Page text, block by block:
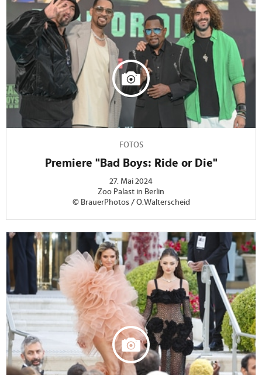
FOTOS
Premiere "Bad Boys: Ride or Die"
27. Mai 2024
Zoo Palast in Berlin
© BrauerPhotos / O.Walterscheid